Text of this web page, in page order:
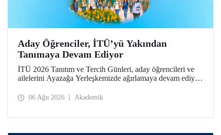
Aday Öğrenciler, İTÜ’yü Yakından
Tanımaya Devam Ediyor
İTÜ 2026 Tanıtım ve Tercih Günleri, aday öğrencileri ve
ailelerini Ayazağa Yerleşkemizde ağırlamaya devam ediyor.
ilgili fakülte ve birimler adaylara bilgi vermeye devam
06 Ağu 2026 Akademik